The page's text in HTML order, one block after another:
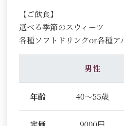
【ご飲食】
選べる季節のスウィーツ
各種ソフトドリンクor各種ア
男性
年齢 40～55歳